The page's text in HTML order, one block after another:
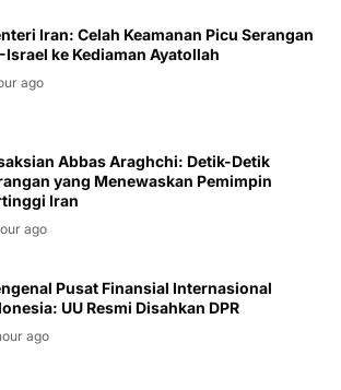
Iran: Celah Keamanan Picu Serangan
Israel ke Kediaman Ayatollah
ago
Abbas Araghchi: Detik-Detik
yang Menewaskan Pemimpin
Iran
ago
Pusat Finansial Internasional
UU Resmi Disahkan DPR
ago